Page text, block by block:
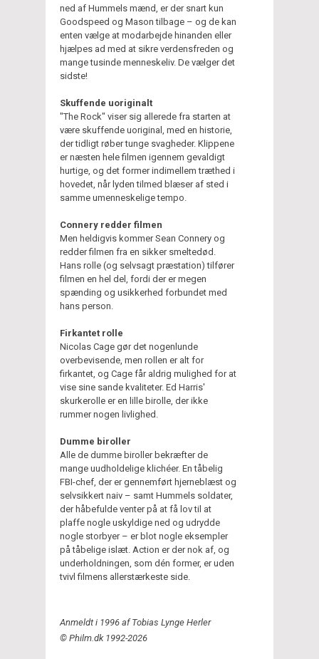
ned af Hummels mænd, er der snart kun
Goodspeed og Mason tilbage – og de kan
enten vælge at modarbejde hinanden eller
hjælpes ad med at sikre verdensfreden og
mange tusinde menneskeliv. De vælger det
sidste!
Skuffende uoriginalt
"The Rock" viser sig allerede fra starten at
være skuffende uoriginal, med en historie,
der tidligt røber tunge svagheder. Klippene
er næsten hele filmen igennem gevaldigt
hurtige, og det former indimellem træthed i
hovedet, når lyden tilmed blæser af sted i
samme umenneskelige tempo.
Connery redder filmen
Men heldigvis kommer Sean Connery og
redder filmen fra en sikker smeltedød.
Hans rolle (og selvsagt præstation) tilfører
filmen en hel del, fordi der er megen
spænding og usikkerhed forbundet med
hans person.
Firkantet rolle
Nicolas Cage gør det nogenlunde
overbevisende, men rollen er alt for
firkantet, og Cage får aldrig mulighed for at
vise sine sande kvaliteter. Ed Harris'
skurkerolle er en lille birolle, der ikke
rummer nogen livlighed.
Dumme biroller
Alle de dumme biroller bekræfter de
mange uudholdelige klichéer. En tåbelig
FBI-chef, der er gennemført hjerneblæst og
selvsikkert naiv – samt Hummels soldater,
der håbefulde venter på at få lov til at
plaffe nogle uskyldige ned og udrydde
nogle storbyer – er blot nogle eksempler
på tåbelige islæt. Action er der nok af, og
underholdningen, som dén former, er uden
tvivl filmens allerstærkeste side.
Anmeldt i 1996 af Tobias Lynge Herler
© Philm.dk 1992-2026